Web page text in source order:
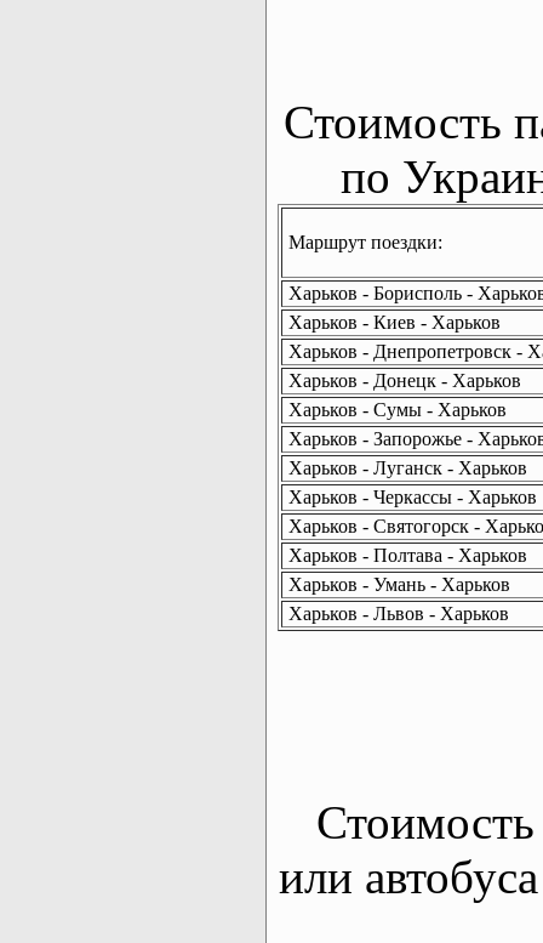
Стоимость
по
Маршрут поездки:
Харьков - Борисполь -
Харьков - Киев - Харьков
Харьков - Днепропетровск -
Харьков - Донецк - Харьков
Харьков - Сумы - Харьков
Харьков - Запорожье -
Харьков - Луганск - Харьков
Харьков - Черкассы - Харьков
Харьков - Святогорск -
Харьков - Полтава - Харьков
Харьков - Умань - Харьков
Харьков - Львов - Харьков
Стоимость
или